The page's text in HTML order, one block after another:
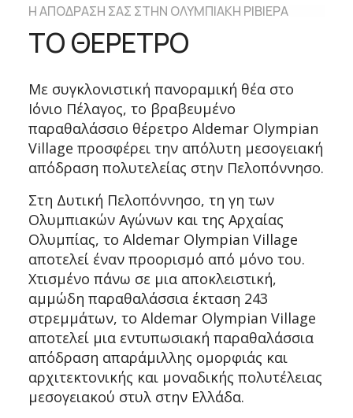
Η ΑΠΌΔΡΑΣΉ ΣΑΣ ΣΤΗΝ ΟΛΥΜΠΙΑΚΉ ΡΙΒΙΈΡΑ
ΤΟ ΘΕΡΕΤΡΟ
Με συγκλονιστική πανοραμική θέα στο
Ιόνιο Πέλαγος, το βραβευμένο
παραθαλάσσιο θέρετρο Aldemar Olympian
Village προσφέρει την απόλυτη μεσογειακή
απόδραση πολυτελείας στην Πελοπόννησο.
Στη Δυτική Πελοπόννησο, τη γη των
Ολυμπιακών Αγώνων και της Αρχαίας
Ολυμπίας, το Aldemar Olympian Village
αποτελεί έναν προορισμό από μόνο του.
Χτισμένο πάνω σε μια αποκλειστική,
αμμώδη παραθαλάσσια έκταση 243
στρεμμάτων, το Aldemar Olympian Village
αποτελεί μια εντυπωσιακή παραθαλάσσια
απόδραση απαράμιλλης ομορφιάς και
αρχιτεκτονικής και μοναδικής πολυτέλειας
μεσογειακού στυλ στην Ελλάδα.